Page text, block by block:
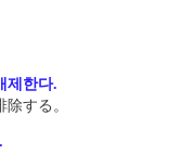
제한다.
する。